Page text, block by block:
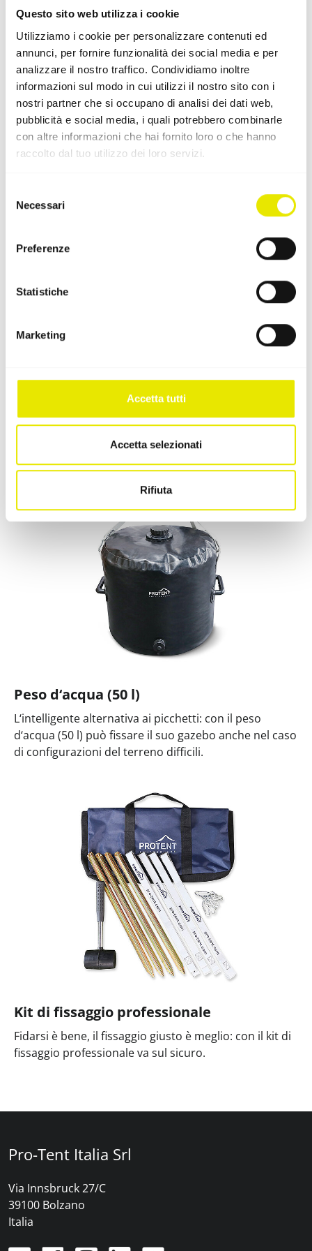
Questo sito web utilizza i cookie
Utilizziamo i cookie per personalizzare contenuti ed
annunci, per fornire funzionalità dei social media e per
analizzare il nostro traffico. Condividiamo inoltre
informazioni sul modo in cui utilizzi il nostro sito con i
nostri partner che si occupano di analisi dei dati web,
pubblicità e social media, i quali potrebbero combinarle
con altre informazioni che hai fornito loro o che hanno
raccolto dal tuo utilizzo dei loro servizi.
delNecessari
Preferenze
Statistiche
Marketing
Accetta tutti
Accetta selezionati
Rifiuta
Aree di applicazione frequenti
Complementi adatti a questo
accessorio
Pesi da ancoraggio
Da Pro-Tent, la sicurezza è al primo posto. Per questo
le offriamo quattro modelli di pesi da ancoraggio per
Peso d‘acqua (50 l)
L‘intelligente alternativa ai picchetti: con il peso
d‘acqua (50 l) può fissare il suo gazebo anche nel caso
di configurazioni del terreno difficili.
Kit di fissaggio professionale
Fidarsi è bene, il fissaggio giusto è meglio: con il kit di
fissaggio professionale va sul sicuro.
Pro-Tent Italia Srl
Via Innsbruck 27/C
39100 Bolzano
Italia